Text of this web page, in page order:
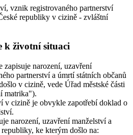
vznik registrovaného partnerství
republiky v cizině - zvláštní
k životní situaci
narození, uzavření
partnerství a úmrtí státních občanů
v cizině, vede Úřad městské části
matrika").
v cizině je obvykle zapotřebí doklad o
narození, uzavření manželství a
ke kterým došlo na: